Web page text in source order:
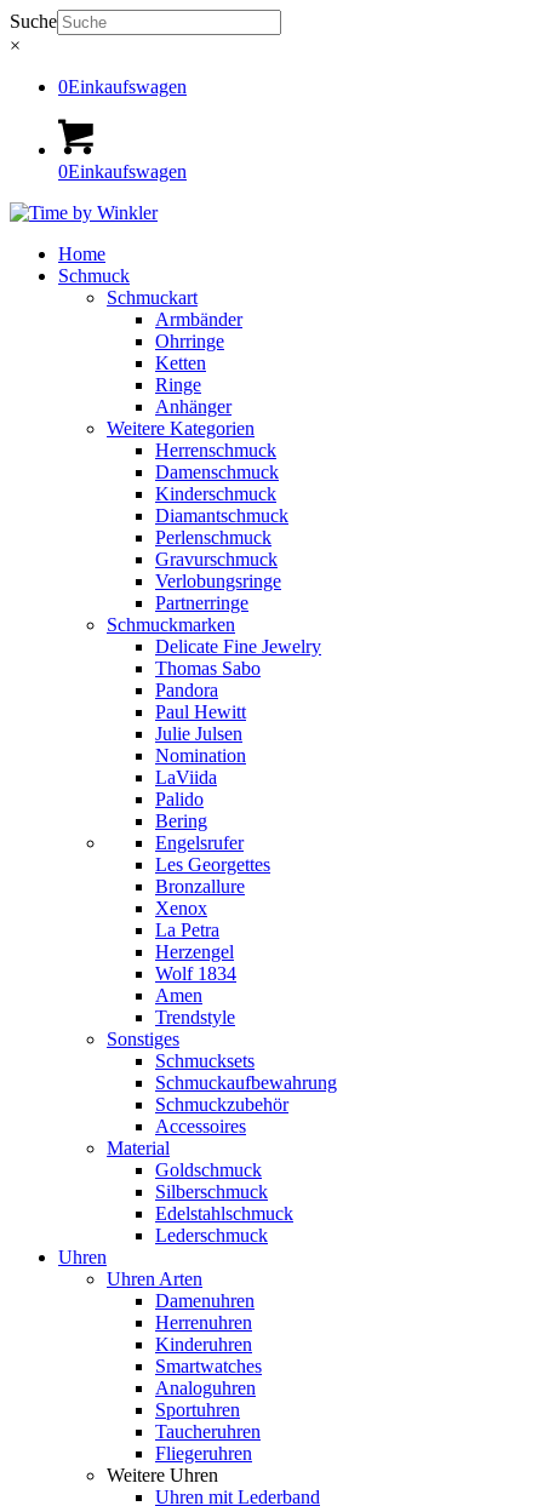
Suche
×
0Einkaufswagen
0Einkaufswagen
Home
Schmuck
Schmuckart
Armbänder
Ohrringe
Ketten
Ringe
Anhänger
Weitere Kategorien
Herrenschmuck
Damenschmuck
Kinderschmuck
Diamantschmuck
Perlenschmuck
Gravurschmuck
Verlobungsringe
Partnerringe
Schmuckmarken
Delicate Fine Jewelry
Thomas Sabo
Pandora
Paul Hewitt
Julie Julsen
Nomination
LaViida
Palido
Bering
Engelsrufer
Les Georgettes
Bronzallure
Xenox
La Petra
Herzengel
Wolf 1834
Amen
Trendstyle
Sonstiges
Schmucksets
Schmuckaufbewahrung
Schmuckzubehör
Accessoires
Material
Goldschmuck
Silberschmuck
Edelstahlschmuck
Lederschmuck
Uhren
Uhren Arten
Damenuhren
Herrenuhren
Kinderuhren
Smartwatches
Analoguhren
Sportuhren
Taucheruhren
Fliegeruhren
Weitere Uhren
Uhren mit Lederband